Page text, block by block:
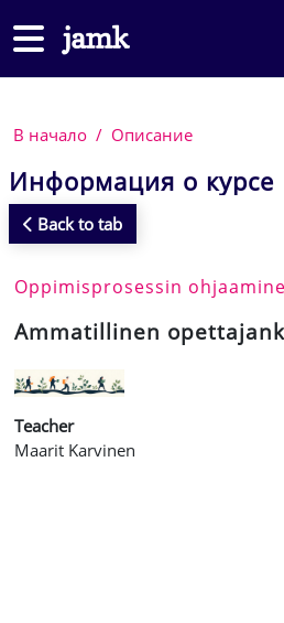
Боковая панель
В начало Описание
Информация о курсе
Back to tab
Oppimisprosessin
Ammatillinen
Teacher
Maarit Karvinen